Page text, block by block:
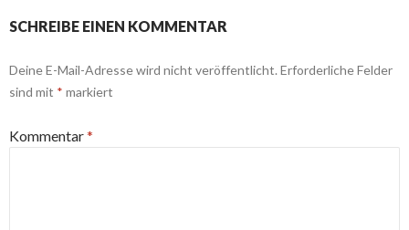
SCHREIBE EINEN KOMMENTAR
Deine E-Mail-Adresse wird nicht veröffentlicht. Erforderliche Felder
sind mit * markiert
Kommentar*